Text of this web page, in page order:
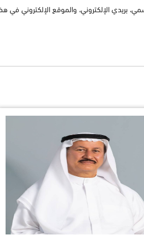
بريدي الإلكتروني، والموقع الإلكتروني في